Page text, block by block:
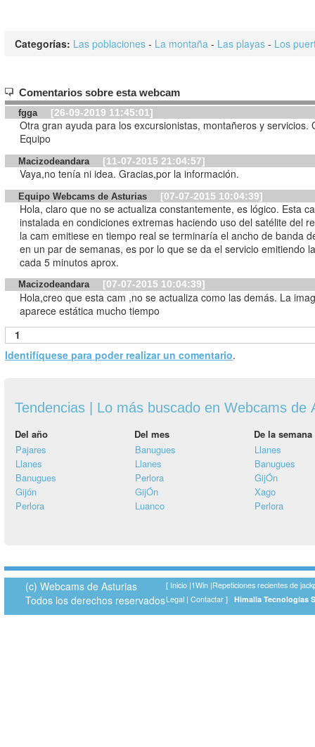
Categorías: Las poblaciones - La montaña - Las playas - Los
Comentarios sobre esta webcam
fgga [26-09-2019 11:45:01]
Otra gran ayuda para los excursionistas, montañeros y servicios.
Equipo
Macizodeandara [11-07-2015 21:04:57]
Vaya,no tenía ni idea. Gracias,por la información.
Equipo Webcams de Asturias [07-07-2015 10:04:39]
Hola, claro que no se actualiza constantemente, es lógico. Esta
instalada en condiciones extremas haciendo uso del satélite del
la cam emitiese en tiempo real se terminaría el ancho de banda
en un par de semanas, es por lo que se da el servicio emitiendo
cada 5 minutos aprox.
Macizodeandara [07-07-2015 10:04:39]
Hola,creo que esta cam ,no se actualiza como las demás. La
aparece estática mucho tiempo
1
Identifíquese para poder realizar un comentario.
Tendencias | Lo más buscado en Webcams de
Del año Del mes
De la semana
Pajares
Llanes
Banugues
Gijón
Perlora
Banugues
Llanes
Perlora
GijÓn
Luanco
Llanes
Banugues
GijÓn
Xago
Perlora
(c) Webcams de Asturias
Todos los derechos reservados
[ Inicio |1Win |Repeticiones recientes de
Legal | Contactar Himalia Tecnologías